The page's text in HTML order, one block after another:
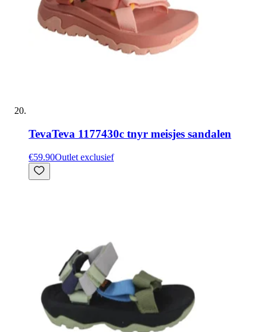
TevaTeva 1177430c tnyr meisjes sandalen
€59.90Outlet exclusief